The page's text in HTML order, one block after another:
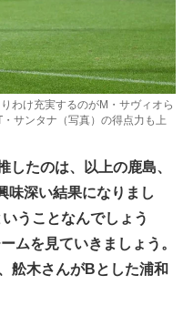
わけ充実するのがM・サヴィオら
サンタナ（写真）の得点力も上
たのは、以上の鹿島、
味深い結果になりまし
うことなんでしょう
ムを見ていきましょう。
舩木さんがBとした浦和